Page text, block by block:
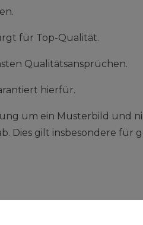
für Top-Qualität.
Qualitätsansprüchen.
hierfür.
um ein Musterbild und
Dies gilt insbesondere für